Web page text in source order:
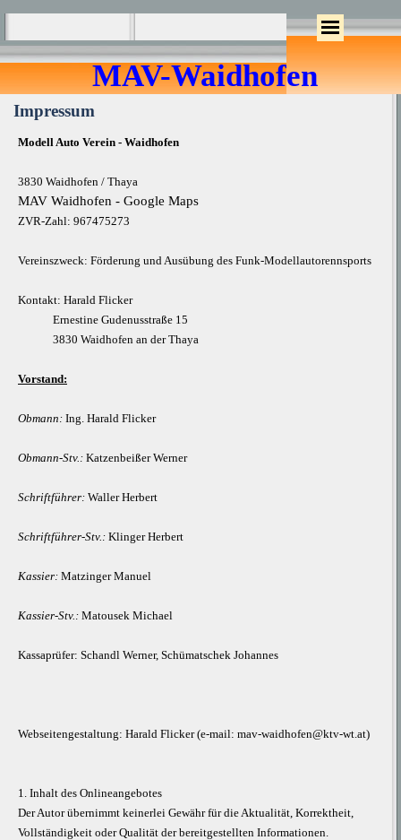
MAV-Waidhofen
Impressum
Modell Auto Verein - Waidhofen
3830 Waidhofen / Thaya
MAV Waidhofen - Google Maps
ZVR-Zahl: 967475273
Vereinszweck: Förderung und Ausübung des Funk-Modellautorennsports
Kontakt: Harald Flicker
Ernestine Gudenusstraße 15
3830 Waidhofen an der Thaya
Vorstand:
Obmann: Ing. Harald Flicker
Obmann-Stv.: Katzenbeißer Werner
Schriftführer: Waller Herbert
Schriftführer-Stv.: Klinger Herbert
Kassier: Matzinger Manuel
Kassier-Stv.: Matousek Michael
Kassaprüfer: Schandl Werner, Schümatschek Johannes
Webseitengestaltung: Harald Flicker (e-mail: mav-waidhofen@ktv-wt.at)
1. Inhalt des Onlineangebotes
Der Autor übernimmt keinerlei Gewähr für die Aktualität, Korrektheit,
Vollständigkeit oder Qualität der bereitgestellten Informationen.